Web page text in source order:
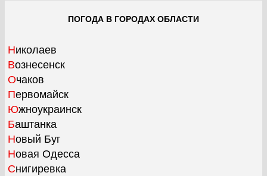
ПОГОДА В ГОРОДАХ ОБЛАСТИ
Николаев
Вознесенск
Очаков
Первомайск
Южноукраинск
Баштанка
Новый Буг
Новая Одесса
Снигиревка